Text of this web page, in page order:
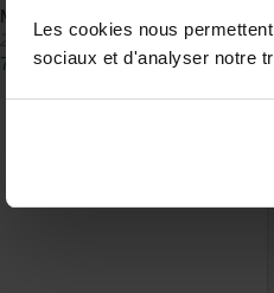
Les cookies nous
sociaux et d'analyser notre
Membre depuis le
29/07/2011
76 messages